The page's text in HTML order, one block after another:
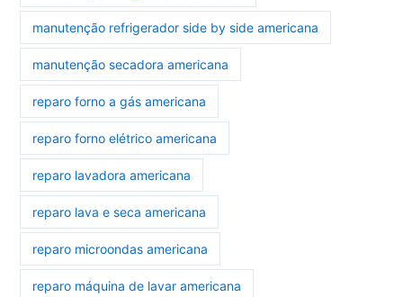
manutenção refrigerador side by side americana
manutenção secadora americana
reparo forno a gás americana
reparo forno elétrico americana
reparo lavadora americana
reparo lava e seca americana
reparo microondas americana
reparo máquina de lavar americana